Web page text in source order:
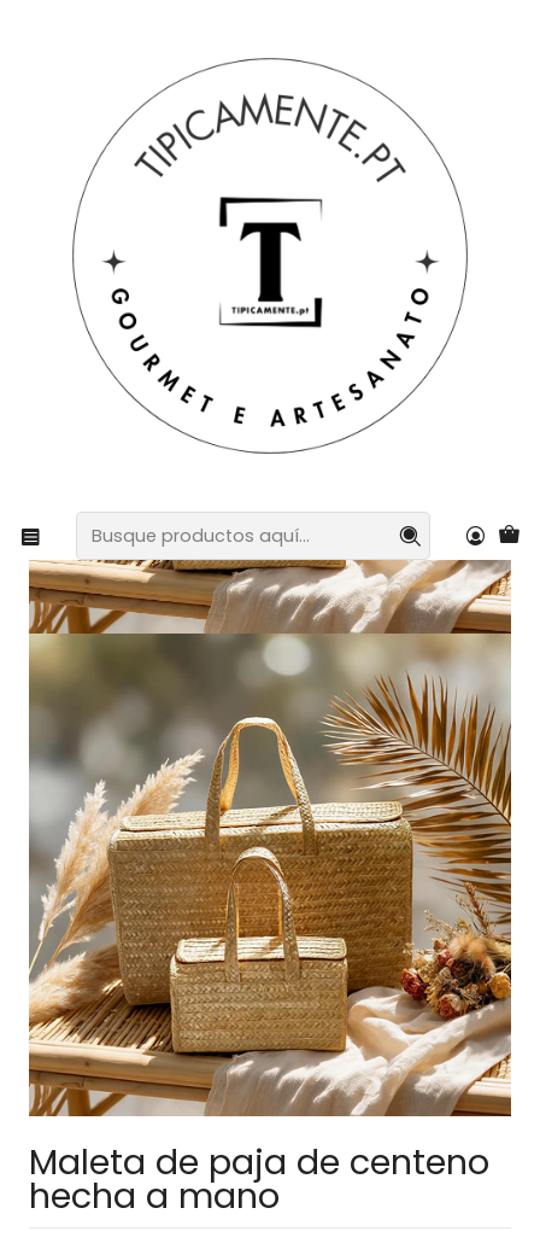
Maleta de paja de centeno hecha a mano
Maleta de paja de centeno
hecha a mano